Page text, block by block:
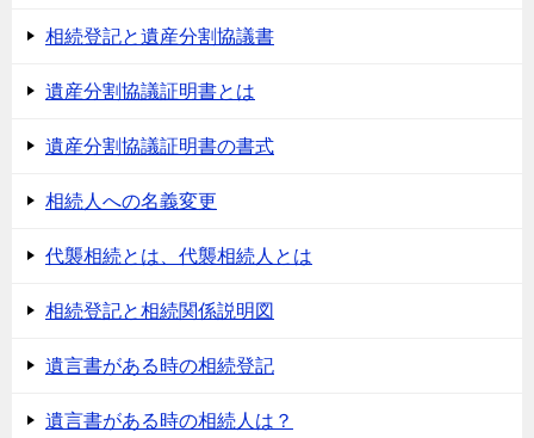
相続登記と遺産分割協議書
遺産分割協議証明書とは
遺産分割協議証明書の書式
相続人への名義変更
代襲相続とは、代襲相続人とは
相続登記と相続関係説明図
遺言書がある時の相続登記
遺言書がある時の相続人は？